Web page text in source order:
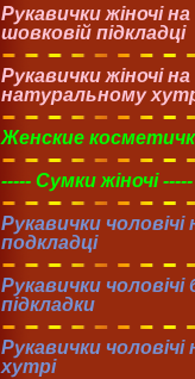
Рукавички жіночі на
шовковій підкладці
Рукавички жіночі на
натуральному
Женские
----- Сумки жіночі -----
Рукавички чоловічі
подкладці
Рукавички чоловічі
підкладки
Рукавички чоловічі
хутрі